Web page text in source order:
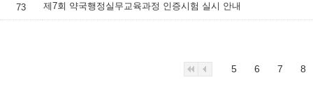
73 제7회 약국행정실무교육과정 인증시험 실시 안내
5 6 7 8